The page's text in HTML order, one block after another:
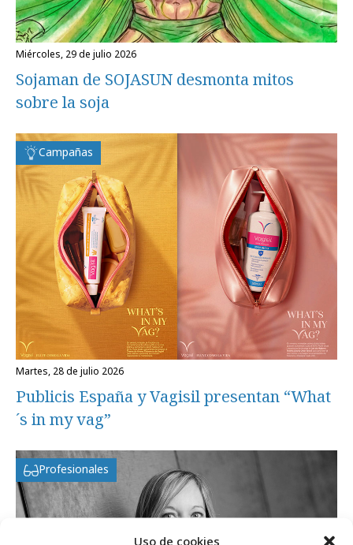
Uso de cookies
miércoles, 29 de julio 2026
Sojaman de SOJASUN desmonta mitos
sobre la soja
Campañas
martes, 28 de julio 2026
Publicis España y Vagisil presentan “What
´s in my vag”
Profesionales